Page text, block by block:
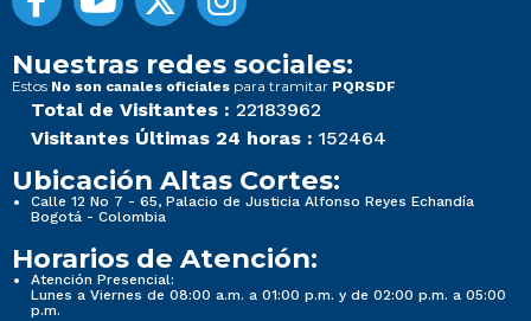
Nuestras redes sociales:
Estos No son canales oficiales para tramitar PQRSDF
Total de Visitantes : 22183962
Visitantes Últimas 24 horas : 152464
Ubicación Altas Cortes:
Calle 12 No 7 - 65, Palacio de Justicia Alfonso Reyes Echandía
Bogotá - Colombia
Horarios de Atención:
Atención Presencial:
Lunes a Viernes de 08:00 a.m. a 01:00 p.m. y de 02:00 p.m. a 05:00
p.m.